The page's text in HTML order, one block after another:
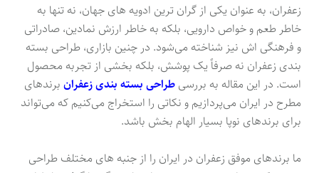
زعفران، به عنوان یکی از گران ترین ادویه های جهان، نه تنها به
خاطر طعم و خواص دارویی، بلکه به خاطر ارزش نمادین، صادراتی
و فرهنگی اش نیز شناخته می‌شود. در چنین بازاری، طراحی بسته
بندی زعفران نه صرفاً یک پوشش، بلکه بخشی از تجربه محصول
است. در این مقاله به بررسی طراحی بسته بندی زعفران برندهای
مطرح در ایران می‌پردازیم و نکاتی را استخراج می‌کنیم که می‌تواند
برای برندهای نوپا بسیار الهام بخش باشد.
ما برندهای موفق زعفران در ایران را از جنبه های مختلف طراحی